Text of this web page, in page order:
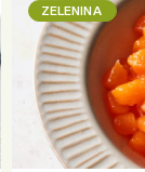
ZELENINA